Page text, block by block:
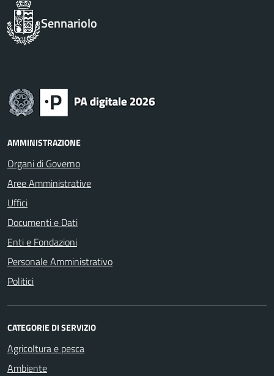
Sennariolo
AMMINISTRAZIONE
Organi di Governo
Aree Amministrative
Uffici
Documenti e Dati
Enti e Fondazioni
Personale Amministrativo
Politici
CATEGORIE DI SERVIZIO
Agricoltura e pesca
Ambiente